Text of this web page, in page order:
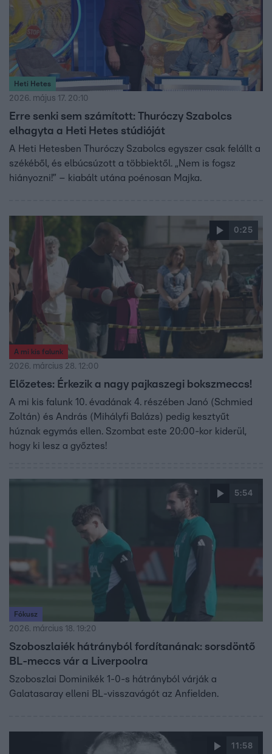
Heti Hetes
2026. május 17. 20:10
Erre senki sem számított: Thuróczy Szabolcs
elhagyta a Heti Hetes stúdióját
A Heti Hetesben Thuróczy Szabolcs egyszer csak felállt a
székéből, és elbúcsúzott a többiektől. „Nem is fogsz
hiányozni!” – kiabált utána poénosan Majka.
0:25
A mi kis falunk
2026. március 28. 12:00
Előzetes: Érkezik a nagy pajkaszegi bokszmeccs!
A mi kis falunk 10. évadának 4. részében Janó (Schmied
Zoltán) és András (Mihályfi Balázs) pedig kesztyűt
húznak egymás ellen. Szombat este 20:00-kor kiderül,
hogy ki lesz a győztes!
5:54
Fókusz
2026. március 18. 19:20
Szoboszlaiék hátrányból fordítanának: sorsdöntő
BL-meccs vár a Liverpoolra
Szoboszlai Dominikék 1-0-s hátrányból várják a
Galatasaray elleni BL-visszavágót az Anfielden.
11:58